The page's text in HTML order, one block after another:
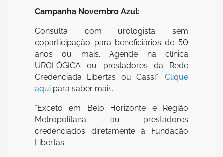
Campanha Novembro Azul:
Consulta com urologista sem
coparticipação para beneficiários de 50
anos ou mais. Agende na clínica
UROLÓGICA ou prestadores da Rede
Credenciada Libertas ou Cassi*. Clique
aqui para saber mais.
*Exceto em Belo Horizonte e Região
Metropolitana ou prestadores
credenciados diretamente à Fundação
Libertas.